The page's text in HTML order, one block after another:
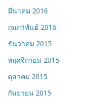
มีนาคม 2016
กุมภาพันธ์ 2016
ธันวาคม 2015
พฤศจิกายน 2015
ตุลาคม 2015
กันยายน 2015